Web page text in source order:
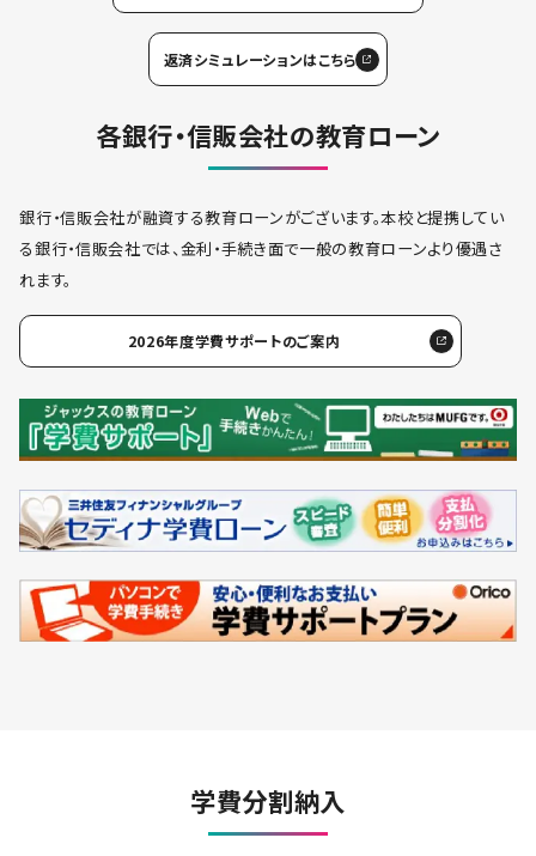
返済シミュレーションはこちら
各銀行・信販会社の教育ローン
銀行・信販会社が融資する教育ローンがございます。本校と提携してい
る銀行・信販会社では、金利・手続き面で一般の教育ローンより優遇さ
れます。
2026年度学費サポートのご案内
学費分割納入